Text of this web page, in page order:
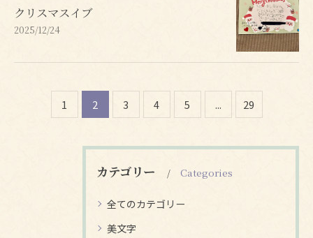
クリスマスイブ
2025/12/24
1 2 3 4 5 ... 29
カテゴリー Categories
全てのカテゴリー
美文字